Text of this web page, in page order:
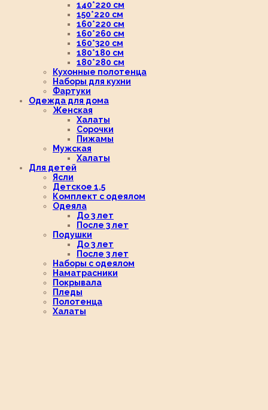
140*220 см
150*220 см
160*220 см
160*260 см
160*320 см
180*180 см
180*280 см
Кухонные полотенца
Наборы для кухни
Фартуки
Одежда для дома
Женская
Халаты
Сорочки
Пижамы
Мужская
Халаты
Для детей
Ясли
Детское 1,5
Комплект с одеялом
Одеяла
До 3 лет
После 3 лет
Подушки
До 3 лет
После 3 лет
Наборы с одеялом
Наматрасники
Покрывала
Пледы
Полотенца
Халаты